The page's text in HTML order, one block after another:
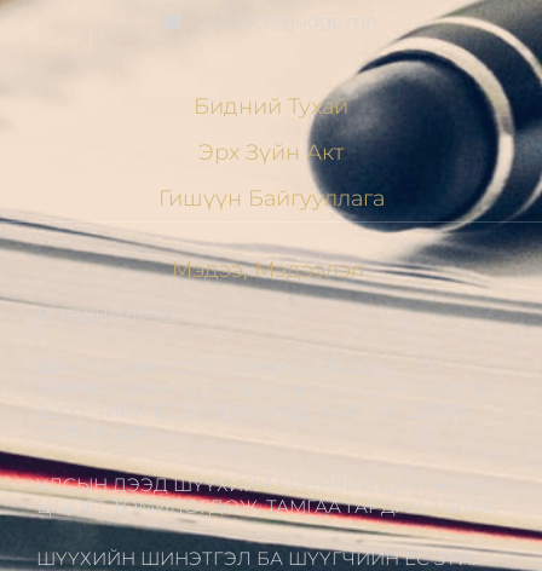
contact@judge.mn
Бидний Тухай
Эрх Зүйн Акт
Гишүүн Байгууллага
Мэдээ, Мэдээлэл
МЭНДЧИЛГЭЭ
ШҮҮГЧДИЙН ХОЛБООНЫ УДИРДАХ
СОЛИЛЦОВ
УЛСЫН ДЭЭД ШҮҮХИЙН ЕРӨНХИЙ ШҮҮГЧЭЭР
Ц.ЦОГТ ТОМИЛОГДОЖ, ТАМГАА ГАРДАН АВЛАА
ШҮҮХИЙН ШИНЭТГЭЛ БА ШҮҮГЧИЙН ЁС ЗҮЙ: